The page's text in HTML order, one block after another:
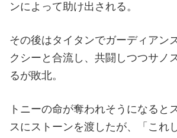
ンによって助け出される。
その後はタイタンでガーディアン
クシーと合流し、共闘しつつサノ
るが敗北。
トニーの命が奪われそうになると
スにストーンを渡したが、「これ